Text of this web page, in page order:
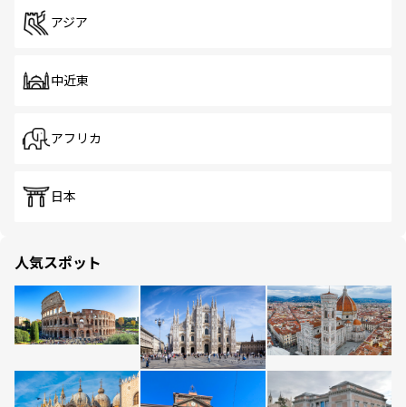
アジア
中近東
アフリカ
日本
人気スポット